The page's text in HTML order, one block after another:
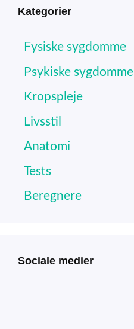
Kategorier
Fysiske sygdomme
Psykiske sygdomme
Kropspleje
Livsstil
Anatomi
Tests
Beregnere
Sociale medier